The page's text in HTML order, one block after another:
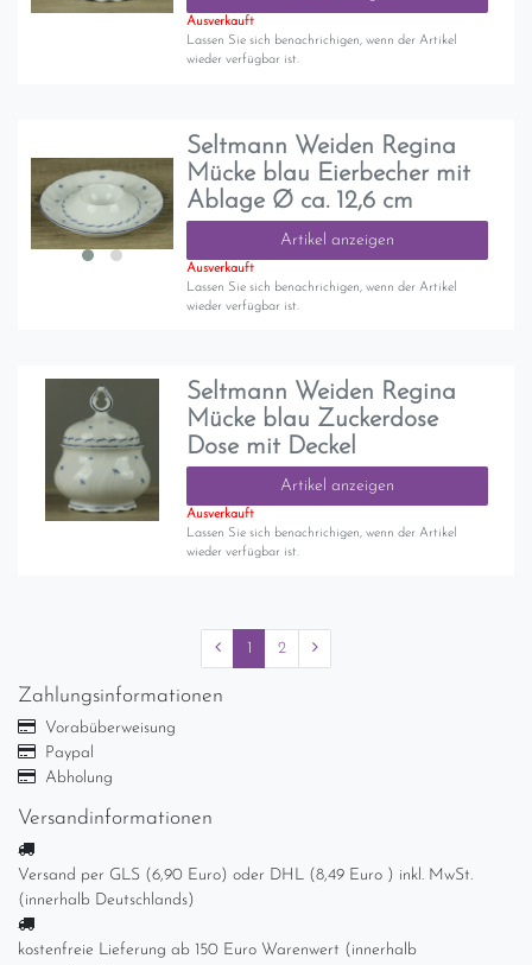
Ausverkauft
Lassen Sie sich benachrichigen, wenn der Artikel
wieder verfügbar ist.
Seltmann Weiden Regina
Mücke blau Eierbecher mit
Ablage Ø ca. 12,6 cm
Artikel anzeigen
Ausverkauft
Lassen Sie sich benachrichigen, wenn der Artikel
wieder verfügbar ist.
Seltmann Weiden Regina
Mücke blau Zuckerdose
Dose mit Deckel
Artikel anzeigen
Ausverkauft
Lassen Sie sich benachrichigen, wenn der Artikel
wieder verfügbar ist.
1 2
Zahlungsinformationen
Vorabüberweisung
Paypal
Abholung
Versandinformationen
Versand per GLS (6,90 Euro) oder DHL (8,49 Euro ) inkl. MwSt.
(innerhalb Deutschlands)
kostenfreie Lieferung ab 150 Euro Warenwert (innerhalb